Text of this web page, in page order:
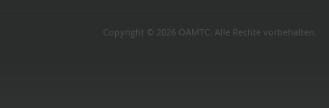
Copyright © 2026 ÖAMTC. Alle Rechte vorbehalten.